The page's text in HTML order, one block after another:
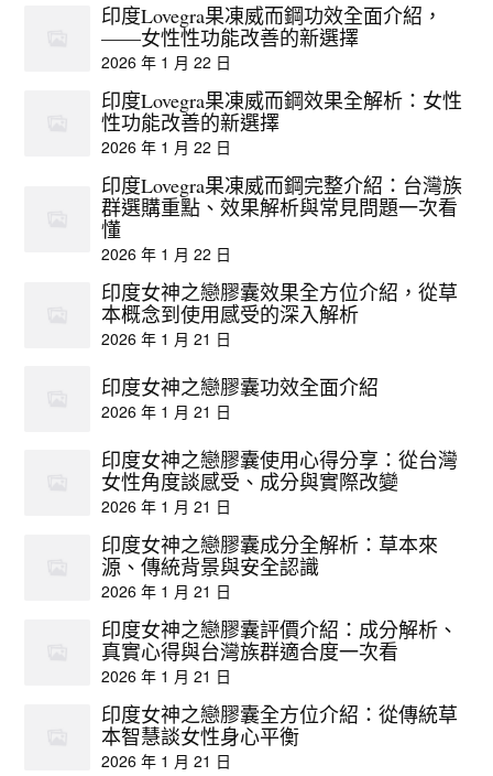
印度Lovegra果凍威而鋼功效全面介紹，
——女性性功能改善的新選擇
2026 年 1 月 22 日
印度Lovegra果凍威而鋼效果全解析：女性
性功能改善的新選擇
2026 年 1 月 22 日
印度Lovegra果凍威而鋼完整介紹：台灣族
群選購重點、效果解析與常見問題一次看
懂
2026 年 1 月 22 日
印度女神之戀膠囊效果全方位介紹，從草
本概念到使用感受的深入解析
2026 年 1 月 21 日
印度女神之戀膠囊功效全面介紹
2026 年 1 月 21 日
印度女神之戀膠囊使用心得分享：從台灣
女性角度談感受、成分與實際改變
2026 年 1 月 21 日
印度女神之戀膠囊成分全解析：草本來
源、傳統背景與安全認識
2026 年 1 月 21 日
印度女神之戀膠囊評價介紹：成分解析、
真實心得與台灣族群適合度一次看
2026 年 1 月 21 日
印度女神之戀膠囊全方位介紹：從傳統草
本智慧談女性身心平衡
2026 年 1 月 21 日